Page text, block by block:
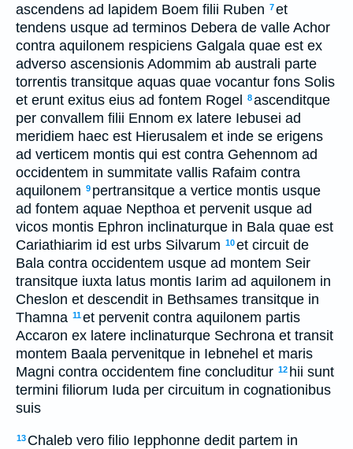
ascendens ad lapidem Boem filii Ruben 7et
tendens usque ad terminos Debera de valle Achor
contra aquilonem respiciens Galgala quae est ex
adverso ascensionis Adommim ab australi parte
torrentis transitque aquas quae vocantur fons Solis
et erunt exitus eius ad fontem Rogel
8ascenditque
per convallem filii Ennom ex latere Iebusei ad
meridiem haec est Hierusalem et inde se erigens
ad verticem montis qui est contra Gehennom ad
occidentem in summitate vallis Rafaim contra
aquilonem 9 pertransitque a vertice montis usque
ad fontem aquae Nepthoa et pervenit usque ad
vicos montis Ephron inclinaturque in Bala quae est
Cariathiarim id est urbs Silvarum 10et circuit de
Bala contra occidentem usque ad montem Seir
transitque iuxta latus montis Iarim ad aquilonem in
Cheslon et descendit in Bethsames transitque in
Thamna 11et pervenit contra aquilonem partis
Accaron ex latere inclinaturque Sechrona et transit
montem Baala pervenitque in Iebnehel et maris
Magni contra occidentem fine concluditur 12 hii sunt
termini filiorum Iuda per circuitum in cognationibus
suis
13 Chaleb vero filio Iepphonne dedit partem in